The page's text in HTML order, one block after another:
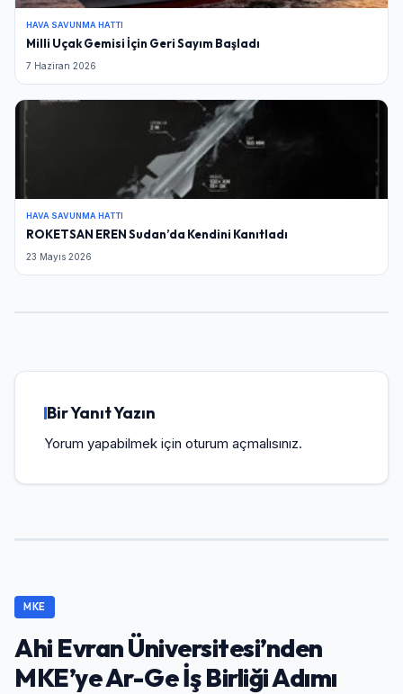
HAVA SAVUNMA HATTI
Milli Uçak Gemisi İçin Geri Sayım Başladı
7 Haziran 2026
HAVA SAVUNMA HATTI
ROKETSAN EREN Sudan’da Kendini Kanıtladı
23 Mayıs 2026
Bir Yanıt Yazın
Yorum yapabilmek için oturum açmalısınız.
MKE
Ahi Evran Üniversitesi’nden
MKE’ye Ar-Ge İş Birliği Adımı
Şifre
Giriş Yap